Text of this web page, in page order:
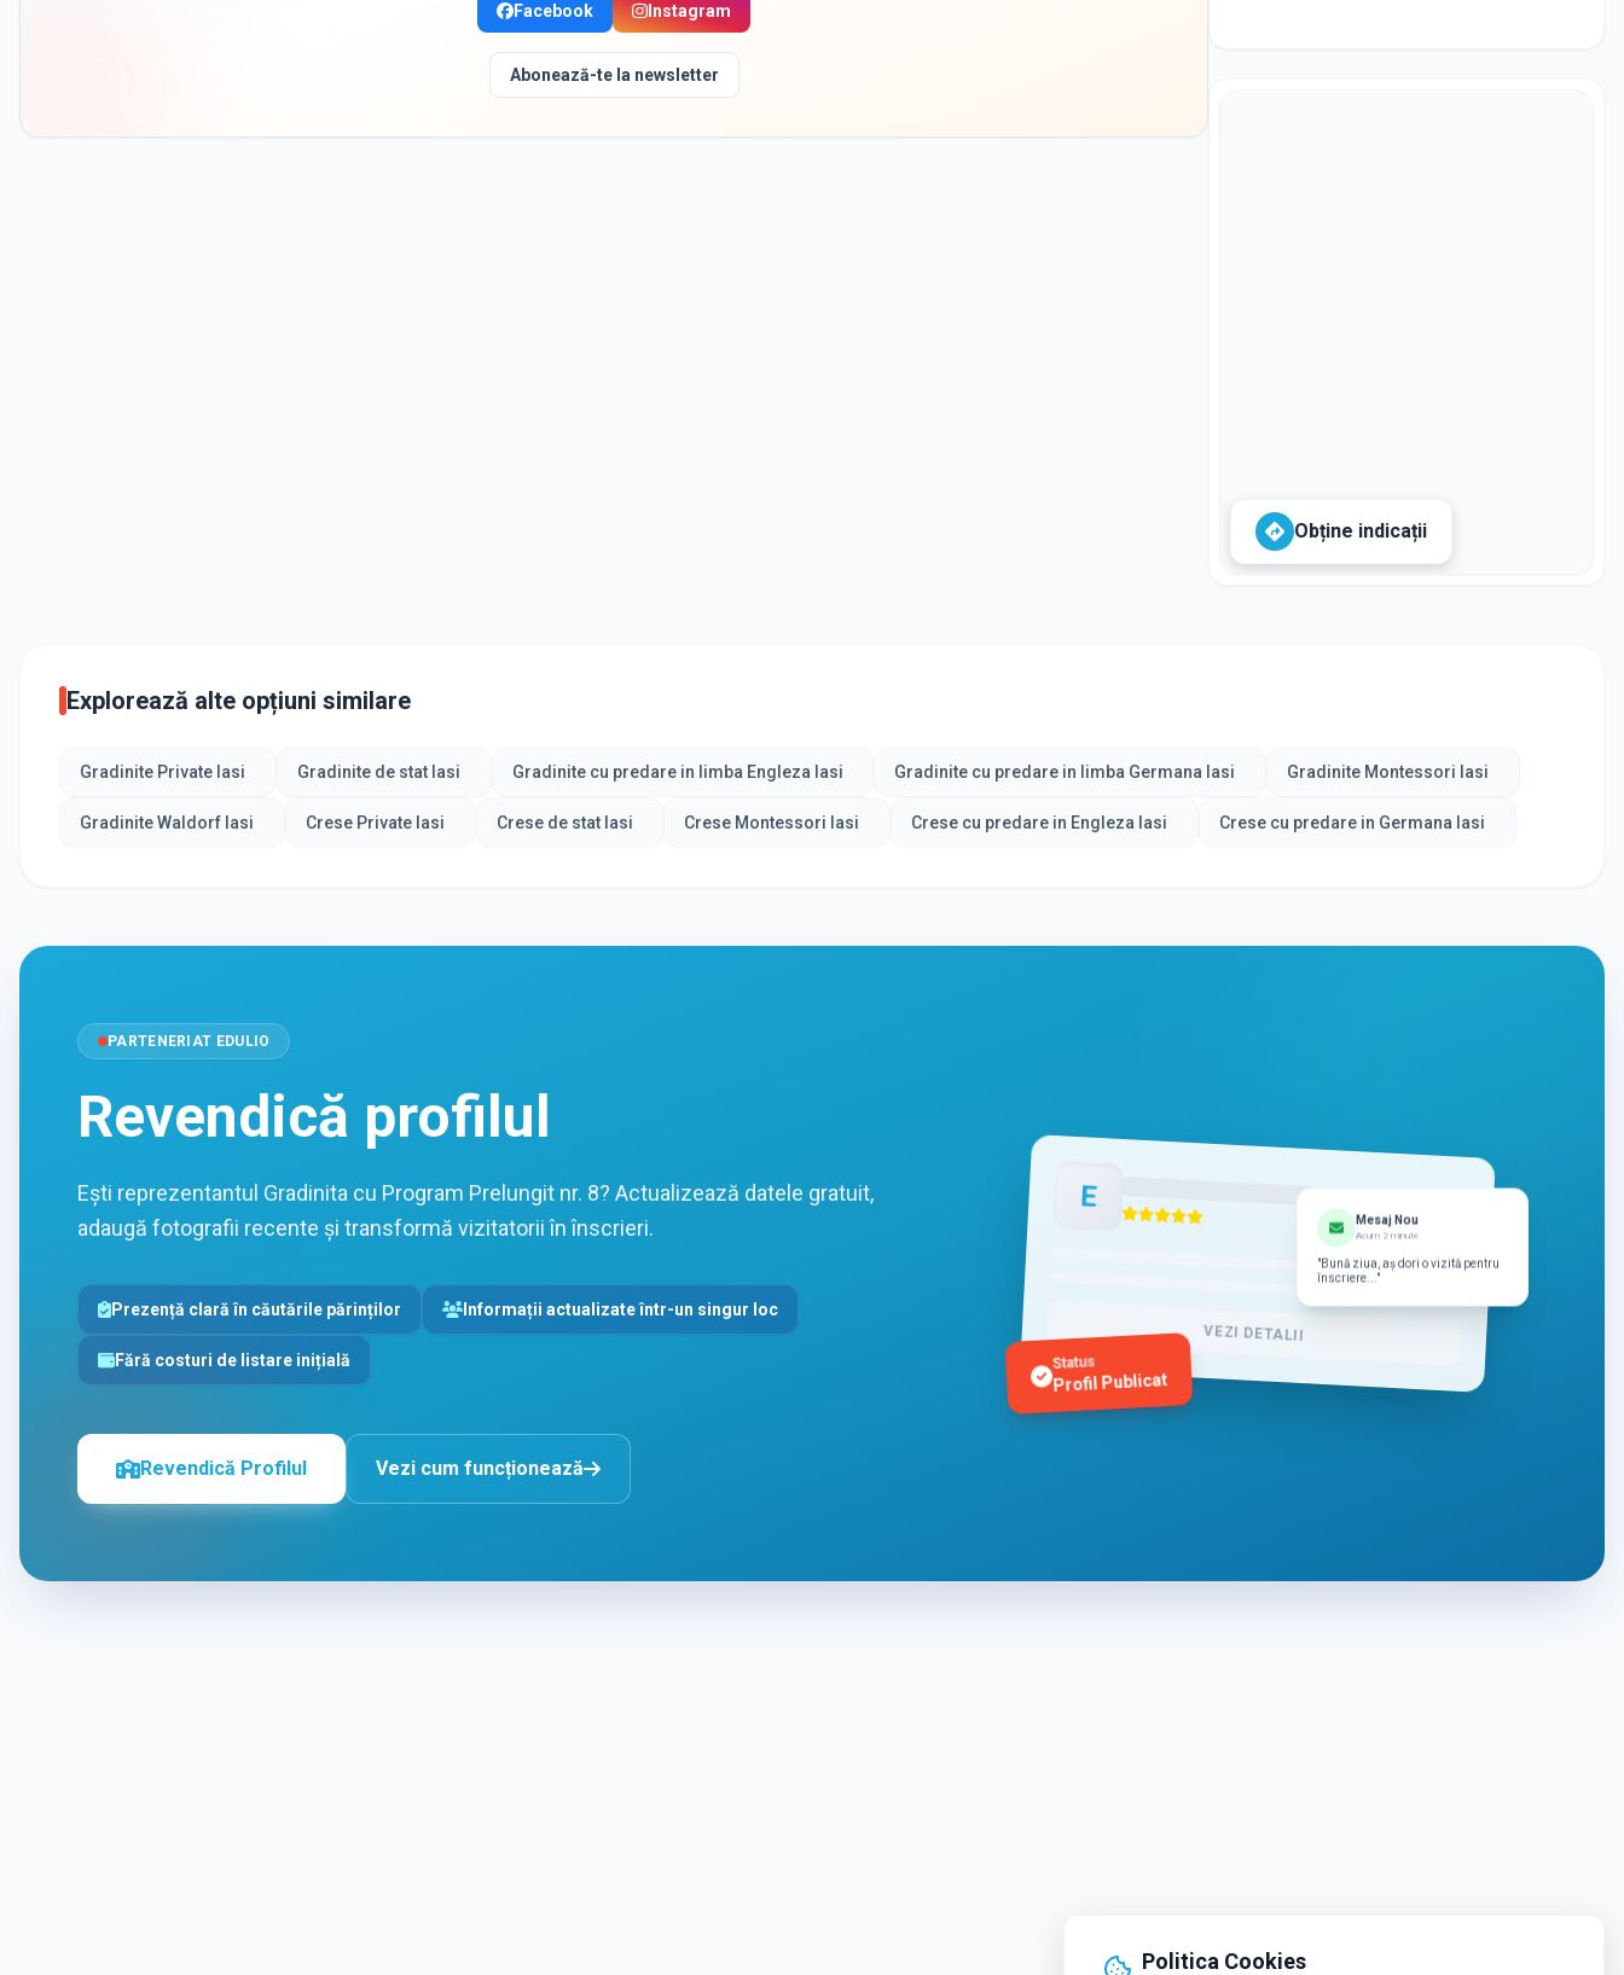
Facebook Instagram
Abonează-te la newsletter
Obține indicații
Explorează alte opțiuni similare
Gradinite Private Iasi Gradinite de stat Iasi Gradinite cu predare in limba Engleza Iasi Gradinite cu predare in limba Germana Iasi Gradinite Montessori Iasi
Gradinite Waldorf Iasi Crese Private Iasi Crese de stat Iasi Crese Montessori Iasi Crese cu predare in Engleza Iasi Crese cu predare in Germana Iasi
PARTENERIAT EDULIO
Revendică profilul
Ești reprezentantul Gradinita cu Program Prelungit nr. 8? Actualizează datele gratuit,
adaugă fotografii recente și transformă vizitatorii în înscrieri.
Prezență clară în căutările părinților Informații actualizate într-un singur loc
Fără costuri de listare inițială
Revendică Profilul Vezi cum funcționează
E
VEZI DETALII
Acum 2 minute
"Bună ziua, aș dori o vizită pentru
înscriere..."
Status
Profil Publicat
Politica Cookies